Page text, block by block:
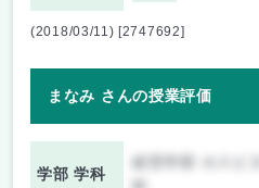
(2018/03/11) [2747692]
まなみ さんの授業評価
学部 学科